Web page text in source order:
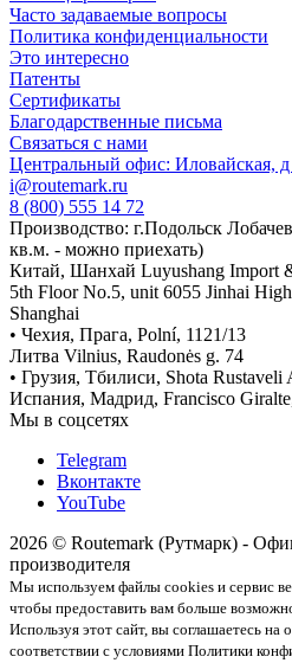
Часто задаваемые вопросы
Политика конфиденциальности
Это интересно
Патенты
Сертификаты
Благодарственные письма
Связаться с нами
Центральный офис: Иловайская, д
i@routemark.ru
8 (800) 555 14 72
Производство: г.Подольск
кв.м. - можно приехать)
Китай, Шанхай Luyushang Import
5th Floor No.5, unit 6055 Jinhai
Shanghai
• Чехия, Прага, Polní, 1121/13
Литва Vilnius, Raudonės g. 74
• Грузия, Тбилиси, Shota Rustaveli
Испания, Мадрид, Francisco
Мы в соцсетях
Telegram
Вконтакте
YouTube
2026 © Routemark (Рутмарк) -
производителя
Мы используем файлы cookies и сервис
чтобы предоставить вам больше
Используя этот сайт, вы соглашаетесь
соответствии с условиями Политики